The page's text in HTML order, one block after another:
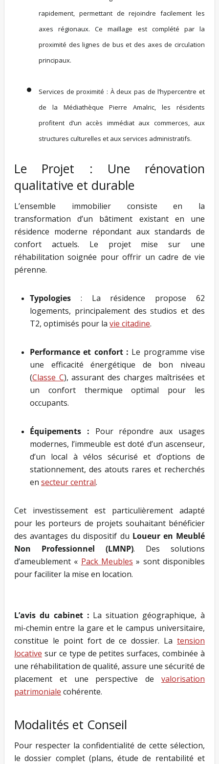
rapidement, permettant de rejoindre facilement les
axes régionaux. Ce maillage est complété par la
proximité des lignes de bus et des axes de circulation
principaux.
Services de proximité : À deux pas de l’hypercentre et
de la Médiathèque Pierre Amalric, les résidents
profitent d’un accès immédiat aux commerces, aux
structures culturelles et aux services administratifs.
Le Projet : Une rénovation
qualitative et durable
L’ensemble immobilier consiste en la
transformation d’un bâtiment existant en une
résidence moderne répondant aux standards de
confort actuels. Le projet mise sur une
réhabilitation soignée pour offrir un cadre de vie
pérenne.
Typologies : La résidence propose 62
logements, principalement des studios et des
T2, optimisés pour la vie citadine.
Performance et confort : Le programme vise
une efficacité énergétique de bon niveau
(Classe C), assurant des charges maîtrisées et
un confort thermique optimal pour les
occupants.
Équipements : Pour répondre aux usages
modernes, l’immeuble est doté d’un ascenseur,
d’un local à vélos sécurisé et d’options de
stationnement, des atouts rares et recherchés
en secteur central.
Cet investissement est particulièrement adapté
pour les porteurs de projets souhaitant bénéficier
des avantages du dispositif du Loueur en Meublé
Non Professionnel (LMNP). Des solutions
d’ameublement « Pack Meubles » sont disponibles
pour faciliter la mise en location.
L’avis du cabinet : La situation géographique, à
mi-chemin entre la gare et le campus universitaire,
constitue le point fort de ce dossier. La tension
locative sur ce type de petites surfaces, combinée à
une réhabilitation de qualité, assure une sécurité de
placement et une perspective de valorisation
patrimoniale cohérente.
Modalités et Conseil
Pour respecter la confidentialité de cette sélection,
le dossier complet (plans, étude de rentabilité et